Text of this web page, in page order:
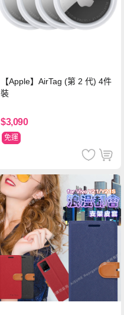
【Apple】AirTag (第 2 代) 4件
裝
$3,090
免運